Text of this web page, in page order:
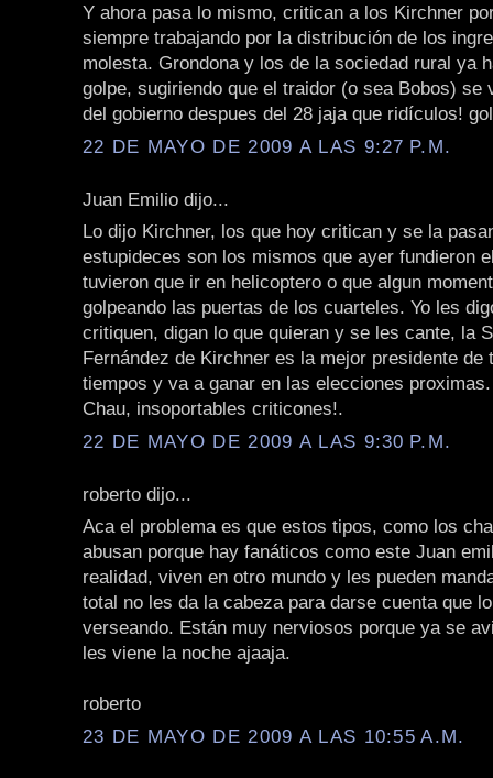
Y ahora pasa lo mismo, critican a los Kirchner
siempre trabajando por la distribución de los
molesta. Grondona y los de la sociedad rural ya
golpe, sugiriendo que el traidor (o sea Bobos) se
del gobierno despues del 28 jaja que ridículos!
22 DE MAYO DE 2009 A LAS 9:27 P.M.
Juan Emilio dijo...
Lo dijo Kirchner, los que hoy critican y se la
estupideces son los mismos que ayer fundieron
tuvieron que ir en helicoptero o que algun
golpeando las puertas de los cuarteles. Yo les
critiquen, digan lo que quieran y se les cante, la
Fernández de Kirchner es la mejor presidente de
tiempos y va a ganar en las elecciones proximas.
Chau, insoportables criticones!.
22 DE MAYO DE 2009 A LAS 9:30 P.M.
roberto dijo...
Aca el problema es que estos tipos, como los
abusan porque hay fanáticos como este Juan
realidad, viven en otro mundo y les pueden
total no les da la cabeza para darse cuenta que
verseando. Están muy nerviosos porque ya se
les viene la noche ajaaja.
roberto
23 DE MAYO DE 2009 A LAS 10:55 A.M.